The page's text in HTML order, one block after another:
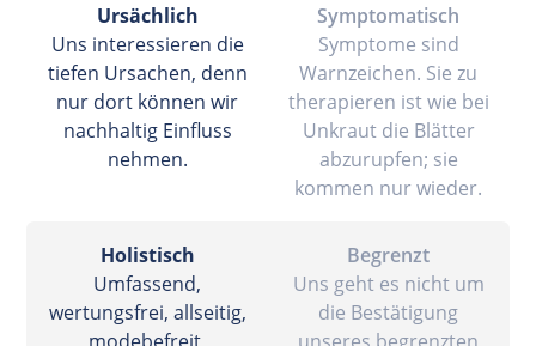
Ursächlich
Uns interessieren die
tiefen Ursachen, denn
nur dort können wir
nachhaltig Einfluss
nehmen.
Symptomatisch
Symptome sind
Warnzeichen. Sie zu
therapieren ist wie bei
Unkraut die Blätter
abzurupfen; sie
kommen nur wieder.
Holistisch
Umfassend,
wertungsfrei, allseitig,
Begrenzt
Uns geht es nicht um
die Bestätigung